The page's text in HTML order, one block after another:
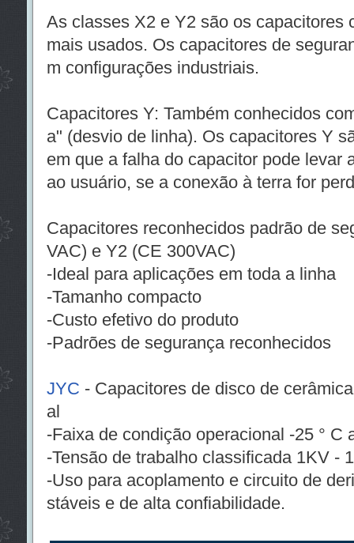
As classes X2 e Y2 são os capacitores
mais usados. Os capacitores de
m configurações industriais.
Capacitores Y: Também conhecidos
a" (desvio de linha). Os capacitores Y
em que a falha do capacitor pode levar
ao usuário, se a conexão à terra for
Capacitores reconhecidos padrão de
VAC) e Y2 (CE 300VAC)
-Ideal para aplicações em toda a linha
-Tamanho compacto
-Custo efetivo do produto
-Padrões de segurança reconhecidos
JYC - Capacitores de disco de
al
-Faixa de condição operacional -25 ° C
-Tensão de trabalho classificada 1KV -
-Uso para acoplamento e circuito de
stáveis ​​e de alta confiabilidade.